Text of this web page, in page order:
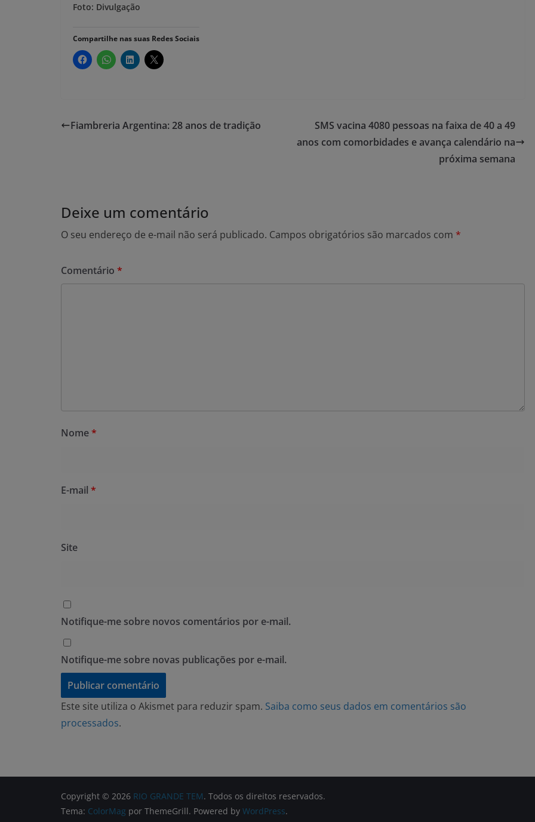
Foto: Divulgação
Compartilhe nas suas Redes Sociais
Fiambreria Argentina: 28 anos de tradição
SMS vacina 4080 pessoas na faixa de 40 a 49
anos com comorbidades e avança calendário na
próxima semana
Deixe um comentário
O seu endereço de e-mail não será publicado. Campos obrigatórios são marcados com *
Comentário *
Nome*
E-mail *
Site
Notifique-me sobre novos comentários por e-mail.
Notifique-me sobre novas publicações por e-mail.
Este site utiliza o Akismet para reduzir spam. Saiba como seus dados em comentários são
processados.
Copyright © 2026 RIO GRANDE TEM. Todos os direitos reservados.
Tema: ColorMag por ThemeGrill. Powered by WordPress.